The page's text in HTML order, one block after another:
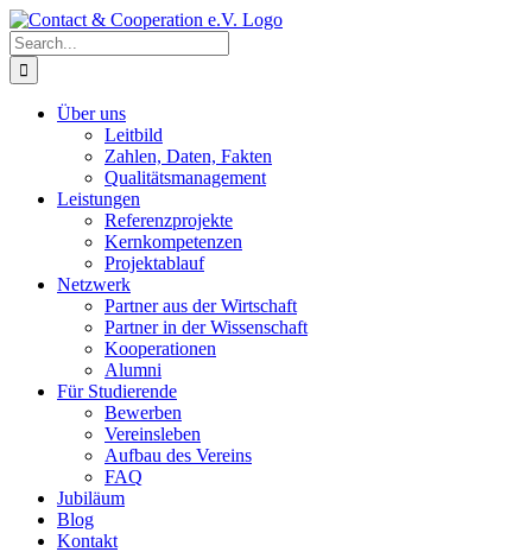
Skip
to
content
Search
for:
Über uns
Leitbild
Zahlen, Daten, Fakten
Qualitätsmanagement
Leistungen
Referenzprojekte
Kernkompetenzen
Projektablauf
Netzwerk
Partner aus der Wirtschaft
Partner in der Wissenschaft
Kooperationen
Alumni
Für Studierende
Bewerben
Vereinsleben
Aufbau des Vereins
FAQ
Jubiläum
Blog
Kontakt